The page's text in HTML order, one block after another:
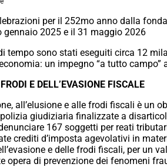
per il 252mo anno dalla
gennaio 2025 e il 31 maggio 2026
tempo sono stati eseguiti circa 12
un impegno “a tutto campo”
E DELL’EVASIONE FISCALE
all’elusione e alle frodi fiscali è un
giudiziaria finalizzate a
167 soggetti per reati
crediti d’imposta agevolativi in
e delle frodi fiscali, per un
opera di prevenzione dei fenomeni